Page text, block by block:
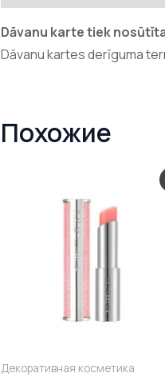
Dāvanu karte tiek
Dāvanu kartes derīguma
Похожие
Декоративная косметика